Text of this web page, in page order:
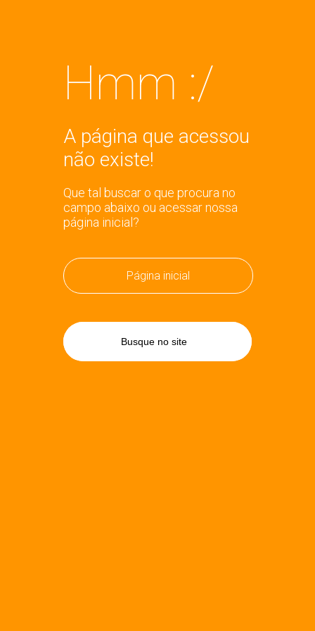
Hmm :/
A página que acessou
não existe!
Que tal buscar o que procura no
campo abaixo ou acessar nossa
página inicial?
Página inicial